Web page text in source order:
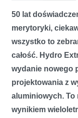
Produkcja, możliwości,
wiedzy o aluminium
50 lat
merytoryki,
wszystko to
całość. Hydro
wydanie nowego
projektowania z
aluminiowych. To
wynikiem